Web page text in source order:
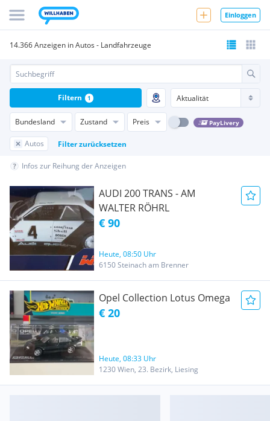
Einloggen
14.366 Anzeigen in Autos - Landfahrzeuge
Bundesland Zustand Preis PayLivery
Autos Filter zurücksetzen
Filtern 1
Infos zur Reihung der Anzeigen
AUDI 200 TRANS - AM
WALTER RÖHRL
€ 90
Heute, 08:50 Uhr
6150 Steinach am Brenner
Opel Collection Lotus Omega
€ 20
Heute, 08:33 Uhr
1230 Wien, 23. Bezirk, Liesing